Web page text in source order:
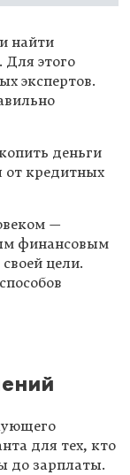
найти
этого
экспертов.
деньги
от кредитных
—
финансовым
цели.
для тех, кто
до зарплаты.